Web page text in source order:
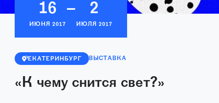
16
ИЮНЯ 2017
– 2
ИЮЛЯ 2017
ЕКАТЕРИНБУРГ ВЫСТАВКА
«К чему снится свет?»